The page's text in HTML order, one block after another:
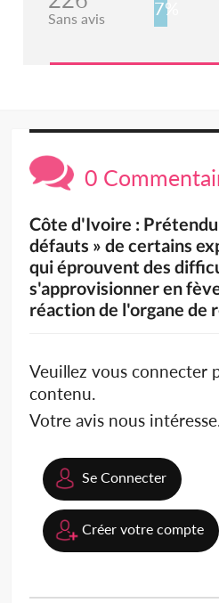
Sans avis 7%
0
Côte d'Ivoire :
défauts » de certains
qui éprouvent des
s'approvisionner en
réaction de l'organe de
Veuillez vous connecter
contenu.
Votre avis nous
Se Connecter
Créer votre compte